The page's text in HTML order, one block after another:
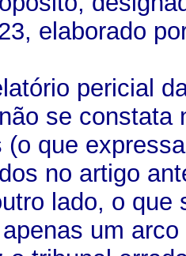
elaborado
pericial
se constata
(o que
no artigo
lado, o que
um